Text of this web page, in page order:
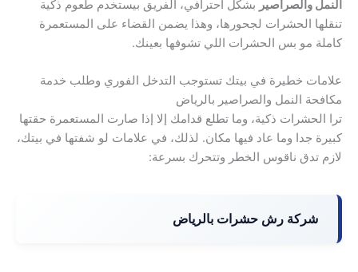
النمل والصراصير بشكل احترافي، الفريق بيستخدم طعوم ذكية
تنقلها الحشرات لجحورها، وهذا يضمن القضاء على المستعمرة
كاملة مو بس الحشرات اللي تشوفها بعينك.
علامات خطيرة في بيتك تستوجب التدخل الفوري وطلب خدمة
مكافحة النمل والصراصير بالرياض
ترا الحشرات ذكية، وما تطلع قدامك إلا إذا صارت المستعمرة حقتها
كبيرة جدا وما عاد فيها مكان. لذلك، في علامات لو شفتها في بيتك،
لازم تدق ناقوس الخطر وتتحرك بسرعة:
شركة رش حشرات بالرياض